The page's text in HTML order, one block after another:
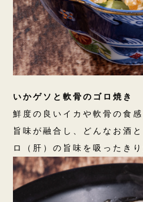
いかゲソと軟骨のゴロ焼き
鮮度の良いイカや軟骨の食
旨味が融合し、どんなお酒
ロ（肝）の旨味を吸ったき